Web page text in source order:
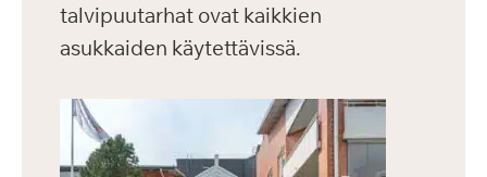
talvipuutarhat ovat kaikkien
asukkaiden käytettävissä.